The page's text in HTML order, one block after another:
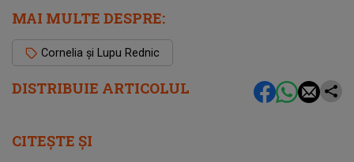
DISTRIBUIE ARTICOLUL
MAI MULTE DESPRE:
Cornelia și Lupu Rednic
CITEȘTE ȘI